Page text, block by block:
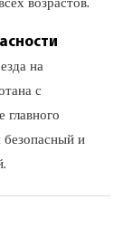
на
с
главного
безопасный и